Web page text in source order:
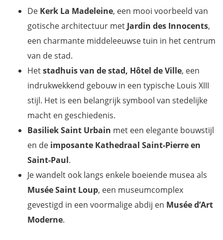
De Kerk La Madeleine, een mooi voorbeeld van
gotische architectuur metJardin des Innocents,
een charmante middeleeuwse tuin in het centrum
van de stad.
Hetstadhuis van de stad, Hôtel de Ville, een
indrukwekkend gebouw in een typische Louis XIII
stijl. Het is een belangrijk symbool van stedelijke
macht en geschiedenis.
Basiliek Saint Urbain met een elegante bouwstijl
en de imposante Kathedraal Saint-Pierre en
Saint-Paul.
Je wandelt ook langs enkele boeiende musea als
Musée Saint Loup, een museumcomplex
gevestigd in een voormalige abdij en Musée d’Art
Moderne.